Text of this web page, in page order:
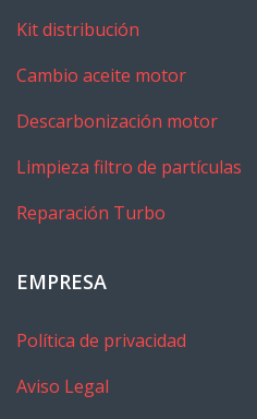
Kit distribución
Cambio aceite motor
Descarbonización motor
Limpieza filtro de partículas
Reparación Turbo
EMPRESA
Política de privacidad
Aviso Legal